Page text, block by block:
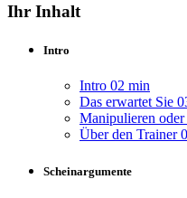
Ihr Inhalt
Intro
Intro 02 min
Das erwartet Sie
Manipulieren
Über den Trainer
Scheinargumente